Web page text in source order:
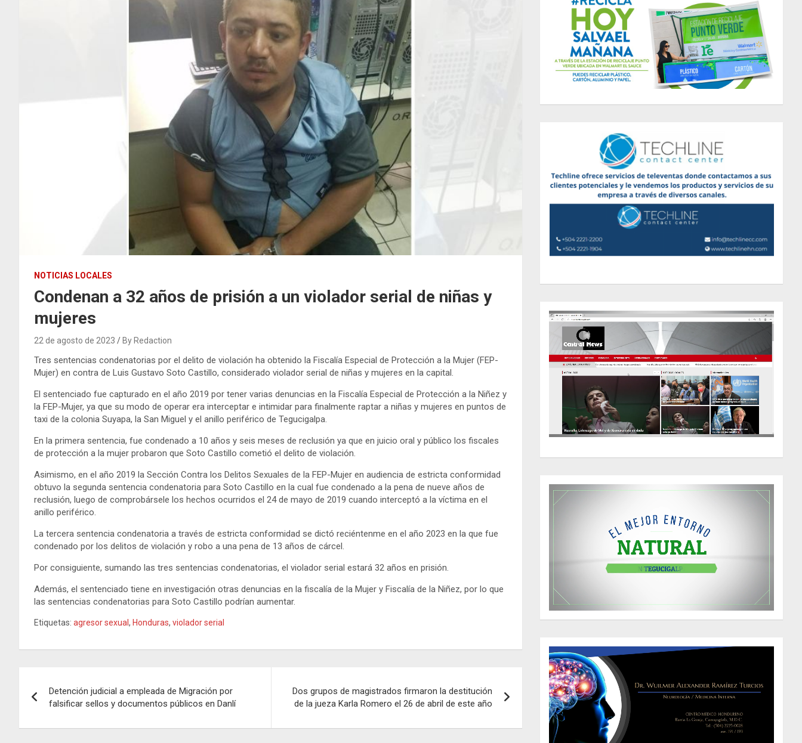
NOTICIAS LOCALES
Condenan a 32 años de prisión a un violador serial de niñas y
mujeres
22 de agosto de 2023 By Redaction
Tres sentencias condenatorias por el delito de violación ha obtenido la Fiscalía Especial de Protección a la Mujer (FEP-
Mujer) en contra de Luis Gustavo Soto Castillo, considerado violador serial de niñas y mujeres en la capital.
El sentenciado fue capturado en el año 2019 por tener varias denuncias en la Fiscalía Especial de Protección a la Niñez y
la FEP-Mujer, ya que su modo de operar era interceptar e intimidar para finalmente raptar a niñas y mujeres en puntos de
taxi de la colonia Suyapa, la San Miguel y el anillo periférico de Tegucigalpa.
En la primera sentencia, fue condenado a 10 años y seis meses de reclusión ya que en juicio oral y público los fiscales
de protección a la mujer probaron que Soto Castillo cometió el delito de violación.
Asimismo, en el año 2019 la Sección Contra los Delitos Sexuales de la FEP-Mujer en audiencia de estricta conformidad
obtuvo la segunda sentencia condenatoria para Soto Castillo en la cual fue condenado a la pena de nueve años de
reclusión, luego de comprobársele los hechos ocurridos el 24 de mayo de 2019 cuando interceptó a la víctima en el
anillo periférico.
La tercera sentencia condenatoria a través de estricta conformidad se dictó reciéntenme en el año 2023 en la que fue
condenado por los delitos de violación y robo a una pena de 13 años de cárcel.
Por consiguiente, sumando las tres sentencias condenatorias, el violador serial estará 32 años en prisión.
Además, el sentenciado tiene en investigación otras denuncias en la fiscalía de la Mujer y Fiscalía de la Niñez, por lo que
las sentencias condenatorias para Soto Castillo podrían aumentar.
Etiquetas: agresor sexual , Honduras, violador serial
de
entradas
Detención judicial a empleada de Migración por
falsificar sellos y documentos públicos en Danlí
Dos grupos de magistrados firmaron la destitución
de la jueza Karla Romero el 26 de abril de este año